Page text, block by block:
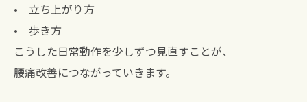
• 立ち上がり方
• 歩き方
こうした日常動作を少しずつ見直すことが、
腰痛改善につながっていきます。